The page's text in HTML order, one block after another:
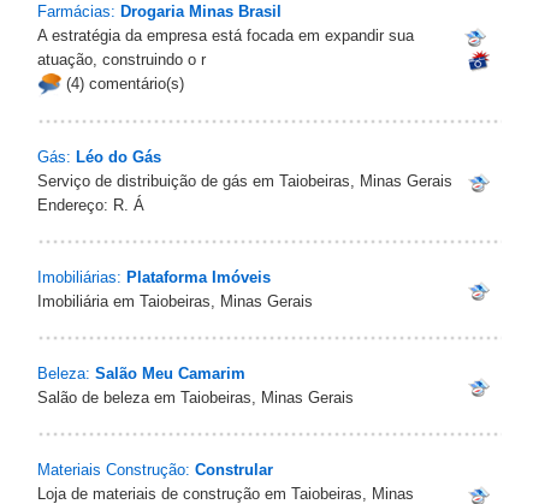
Farmácias: Drogaria Minas Brasil
A estratégia da empresa está focada em expandir sua
atuação, construindo o r
(4) comentário(s)
Gás: Léo do Gás
Serviço de distribuição de gás em Taiobeiras, Minas Gerais
Endereço: R. Á
Imobiliárias: Plataforma Imóveis
Imobiliária em Taiobeiras, Minas Gerais
Beleza: Salão Meu Camarim
Salão de beleza em Taiobeiras, Minas Gerais
Materiais Construção: Constrular
Loja de materiais de construção em Taiobeiras, Minas